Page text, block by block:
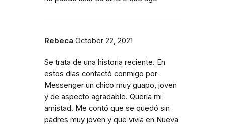
Rebeca October 22, 2021
Se trata de una historia reciente. En
estos días contactó conmigo por
Messenger un chico muy guapo, joven
y de aspecto agradable. Quería mi
amistad. Me contó que se quedó sin
padres muy joven y que vivía en Nueva